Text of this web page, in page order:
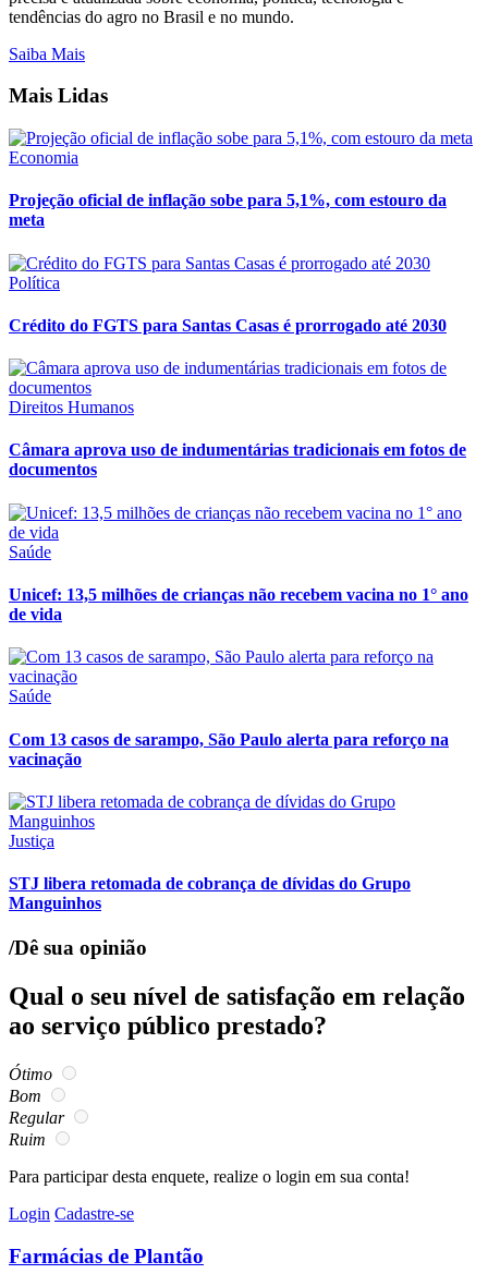
tendências do agro no Brasil e no mundo.
Saiba Mais
Mais Lidas
Economia
Projeção oficial de inflação sobe para 5,1%, com estouro da
meta
Política
Crédito do FGTS para Santas Casas é prorrogado até 2030
Direitos Humanos
Câmara aprova uso de indumentárias tradicionais em fotos de
documentos
Saúde
Unicef: 13,5 milhões de crianças não recebem vacina no 1° ano
de vida
Saúde
Com 13 casos de sarampo, São Paulo alerta para reforço na
vacinação
Justiça
STJ libera retomada de cobrança de dívidas do Grupo
Manguinhos
/Dê sua opinião
Qual o seu nível de satisfação em relação
ao serviço público prestado?
Ótimo
Bom
Regular
Ruim
Para participar desta enquete, realize o login em sua conta!
Login Cadastre-se
Farmácias de Plantão